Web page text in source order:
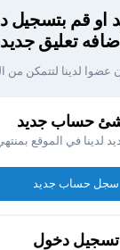
قم بتسجيل
تعليق جديد
لدينا لتتمكن من
حساب جديد
لدينا في الموقع
سجل حساب جديد
تسجيل دخول